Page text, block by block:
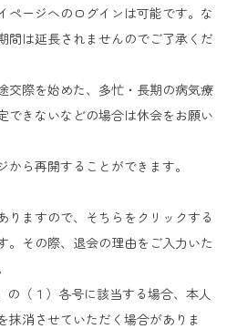
ページへのログインは可能です。な
間は延長されませんのでご了承くだ
交際を始めた、多忙・長期の病気療
できないなどの場合は休会をお願い
ら再開することができます。
りますので、そちらをクリックする
。その際、退会の理由をご入力いた
（１）各号に該当する場合、本人
抹消させていただく場合がありま